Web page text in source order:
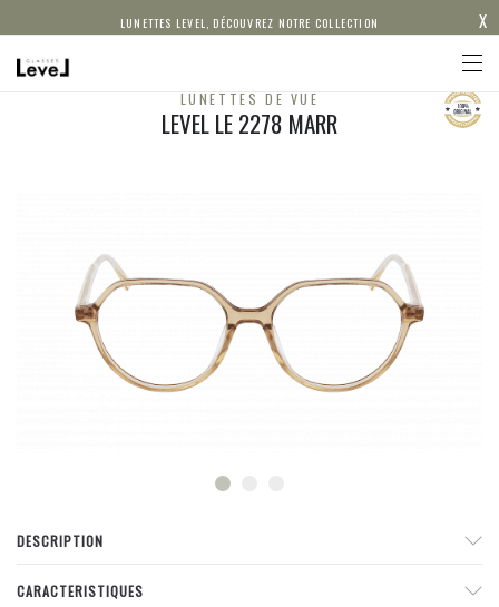
LUNETTES LEVEL, DÉCOUVREZ NOTRE COLLECTION X
LUNETTES DE VUE
LEVEL LE 2278 MARR
DESCRIPTION
CARACTERISTIQUES